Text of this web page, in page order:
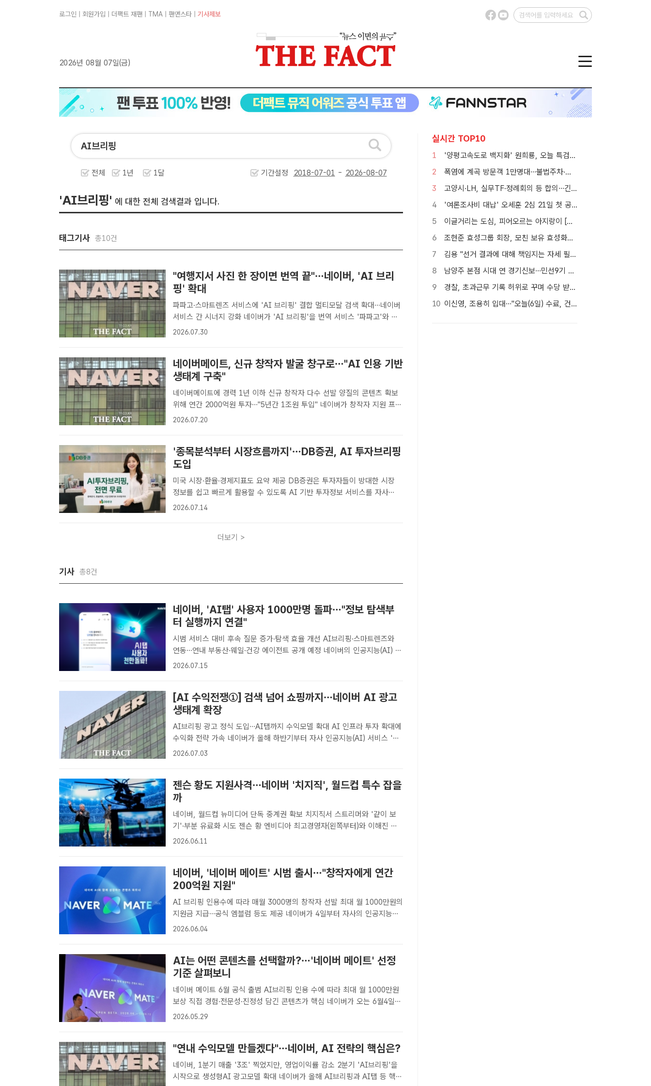
로그인 회원가입 더팩트 재팬 TMA 팬앤스타 기사제보
2026년 08월 07일(금)
전체 1년 1달 기간설정 -
'AI브리핑' 에 대한 전체 검색결과 입니다.
태그기사 총10건
"여행지서 사진 한 장이면 번역 끝"…네이버, 'AI 브리
핑' 확대
파파고·스마트렌즈 서비스에 'AI 브리핑' 결합 멀티모달 검색 확대…네이버
서비스 간 시너지 강화 네이버가 'AI 브리핑'을 번역 서비스 '파파고'와 이
미지 검색 '스마트렌즈'로 확대 적용했다. /더팩트 DB[더팩트ㅣ최문정 기
2026.07.30
네이버메이트, 신규 창작자 발굴 창구로…"AI 인용 기반
생태계 구축"
네이버메이트에 경력 1년 이하 신규 창작자 다수 선발 양질의 콘텐츠 확보
위해 연간 2000억원 투자…"5년간 1조원 투입" 네이버가 창작자 지원 프로
그램 '네이버메이트'를 활용해 자체 콘텐츠 데이터를 확보하고 있다. /더팩
2026.07.20
'종목분석부터 시장흐름까지'…DB증권, AI 투자브리핑
도입
미국 시장·환율·경제지표도 요약 제공 DB증권은 투자자들이 방대한 시장
정보를 쉽고 빠르게 활용할 수 있도록 AI 기반 투자정보 서비스를 자사
MTS에 신규 도입한다고 밝혔다. /DB증권[더팩트ㅣ장혜승 기자] DB증권
2026.07.14
더보기 >
기사 총8건
네이버, 'AI탭' 사용자 1000만명 돌파…"정보 탐색부
터 실행까지 연결"
시범 서비스 대비 후속 질문 증가·탐색 효율 개선 AI브리핑·스마트렌즈와
연동…연내 부동산·웨일·건강 에이전트 공개 예정 네이버의 인공지능(AI) 검
색 서비스 'AI탭'이 출시 18일만에 이용자 1000만명을 돌파했다. /네이버
2026.07.15
[AI 수익전쟁①] 검색 넘어 쇼핑까지…네이버 AI 광고
생태계 확장
AI브리핑 광고 정식 도입…AI탭까지 수익모델 확대 AI 인프라 투자 확대에
수익화 전략 가속 네이버가 올해 하반기부터 자사 인공지능(AI) 서비스 'AI
브리핑'과 'AI탭' 등에 광고모델을 붙이며 본격적인 수익화에 돌입할 예정
2026.07.03
젠슨 황도 지원사격…네이버 '치지직', 월드컵 특수 잡을
까
네이버, 월드컵 뉴미디어 단독 중계권 확보 치지직서 스트리머와 '같이 보
기'·부분 유료화 시도 젠슨 황 엔비디아 최고경영자(왼쪽부터)와 이해진 네
이버 이사회 의장이 지난 8일 경기도 성남시 네이버 1784 사옥에 마련된
2026.06.11
네이버, '네이버 메이트' 시범 출시…"창작자에게 연간
200억원 지원"
AI 브리핑 인용수에 따라 매월 3000명의 창작자 선발 최대 월 1000만원의
지원금 지급…공식 엠블럼 등도 제공 네이버가 4일부터 자사의 인공지능
(AI) 서비스에서 콘텐츠 인용수에 따라 금전적 보상 등을 제공하는 창작자
2026.06.04
AI는 어떤 콘텐츠를 선택할까?…'네이버 메이트' 선정
기준 살펴보니
네이버 메이트 6월 공식 출범 AI브리핑 인용 수에 따라 최대 월 1000만원
보상 직접 경험·전문성·진정성 담긴 콘텐츠가 핵심 네이버가 오는 6월4일
콘텐츠 창작자 지원 프로그램 '네이버 메이트' 프로그램을 시작한다고 밝혔
2026.05.29
"연내 수익모델 만들겠다"…네이버, AI 전략의 핵심은?
네이버, 1분기 매출 '3조' 찍었지만, 영업이익률 감소 2분기 'AI브리핑'을
시작으로 생성형AI 광고모델 확대 네이버가 올해 AI브리핑과 AI탭 등 핵심
실시간 TOP10
1
'양평고속도로 백지화' 원희룡, 오늘 특검 2차 피의자 조사
2
폭염에 계곡 방문객 1만명대…불법주차·쓰레기는 골치
3
고양시·LH, 실무TF·정례회의 등 합의…긴밀한 협력체계 구축
4
'여론조사비 대납' 오세훈 2심 21일 첫 공판…1심 당선무효형
5
이글거리는 도심, 피어오르는 아지랑이 [TF사진관]
6
조현준 효성그룹 회장, 모친 보유 효성화학 지분 전량 매입
7
김용 "선거 결과에 대해 책임지는 자세 필요해"…정청래 정조준
8
남양주 본점 시대 연 경기신보…민선9기 맞춰 '4S 혁신' 시동
9
경찰, 초과근무 기록 허위로 꾸며 수당 받은 현직 경찰관 2명 대기발령 조치
10
이신영, 조용히 입대…"오늘(6일) 수료, 건강하게 돌아올 것"